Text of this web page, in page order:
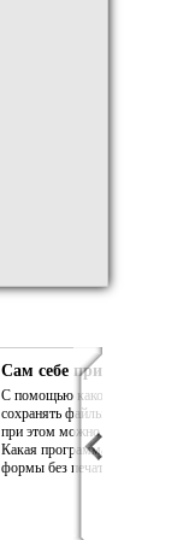
Сам себе принтер. Сам
С помощью какой программы
сохранять файлы PDF так,
при этом можно было бы
Какая программа даст
формы без печати на бумаге?